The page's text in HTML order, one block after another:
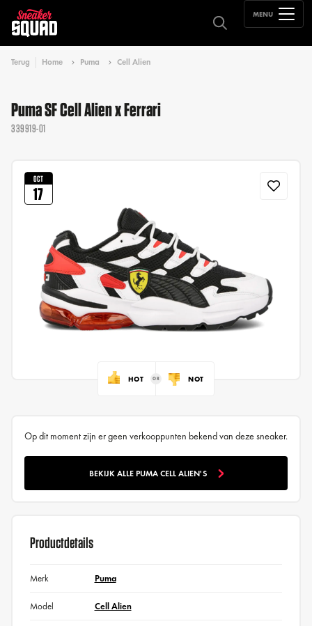
MENU
Terug Home Puma Cell Alien
Puma SF Cell Alien x Ferrari
339919-01
OCT
17
HOT NOT
Op dit moment zijn er geen verkooppunten bekend van deze sneaker.
BEKIJK ALLE PUMA CELL ALIEN'S
Productdetails
Merk Puma
Model Cell Alien